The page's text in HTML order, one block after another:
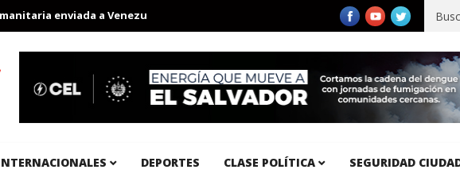
enviada a Venezuela Aeropuerto Internacional del Pacífico registra 92 % de
DEPORTES CLASE POLÍTICA SEGURIDAD